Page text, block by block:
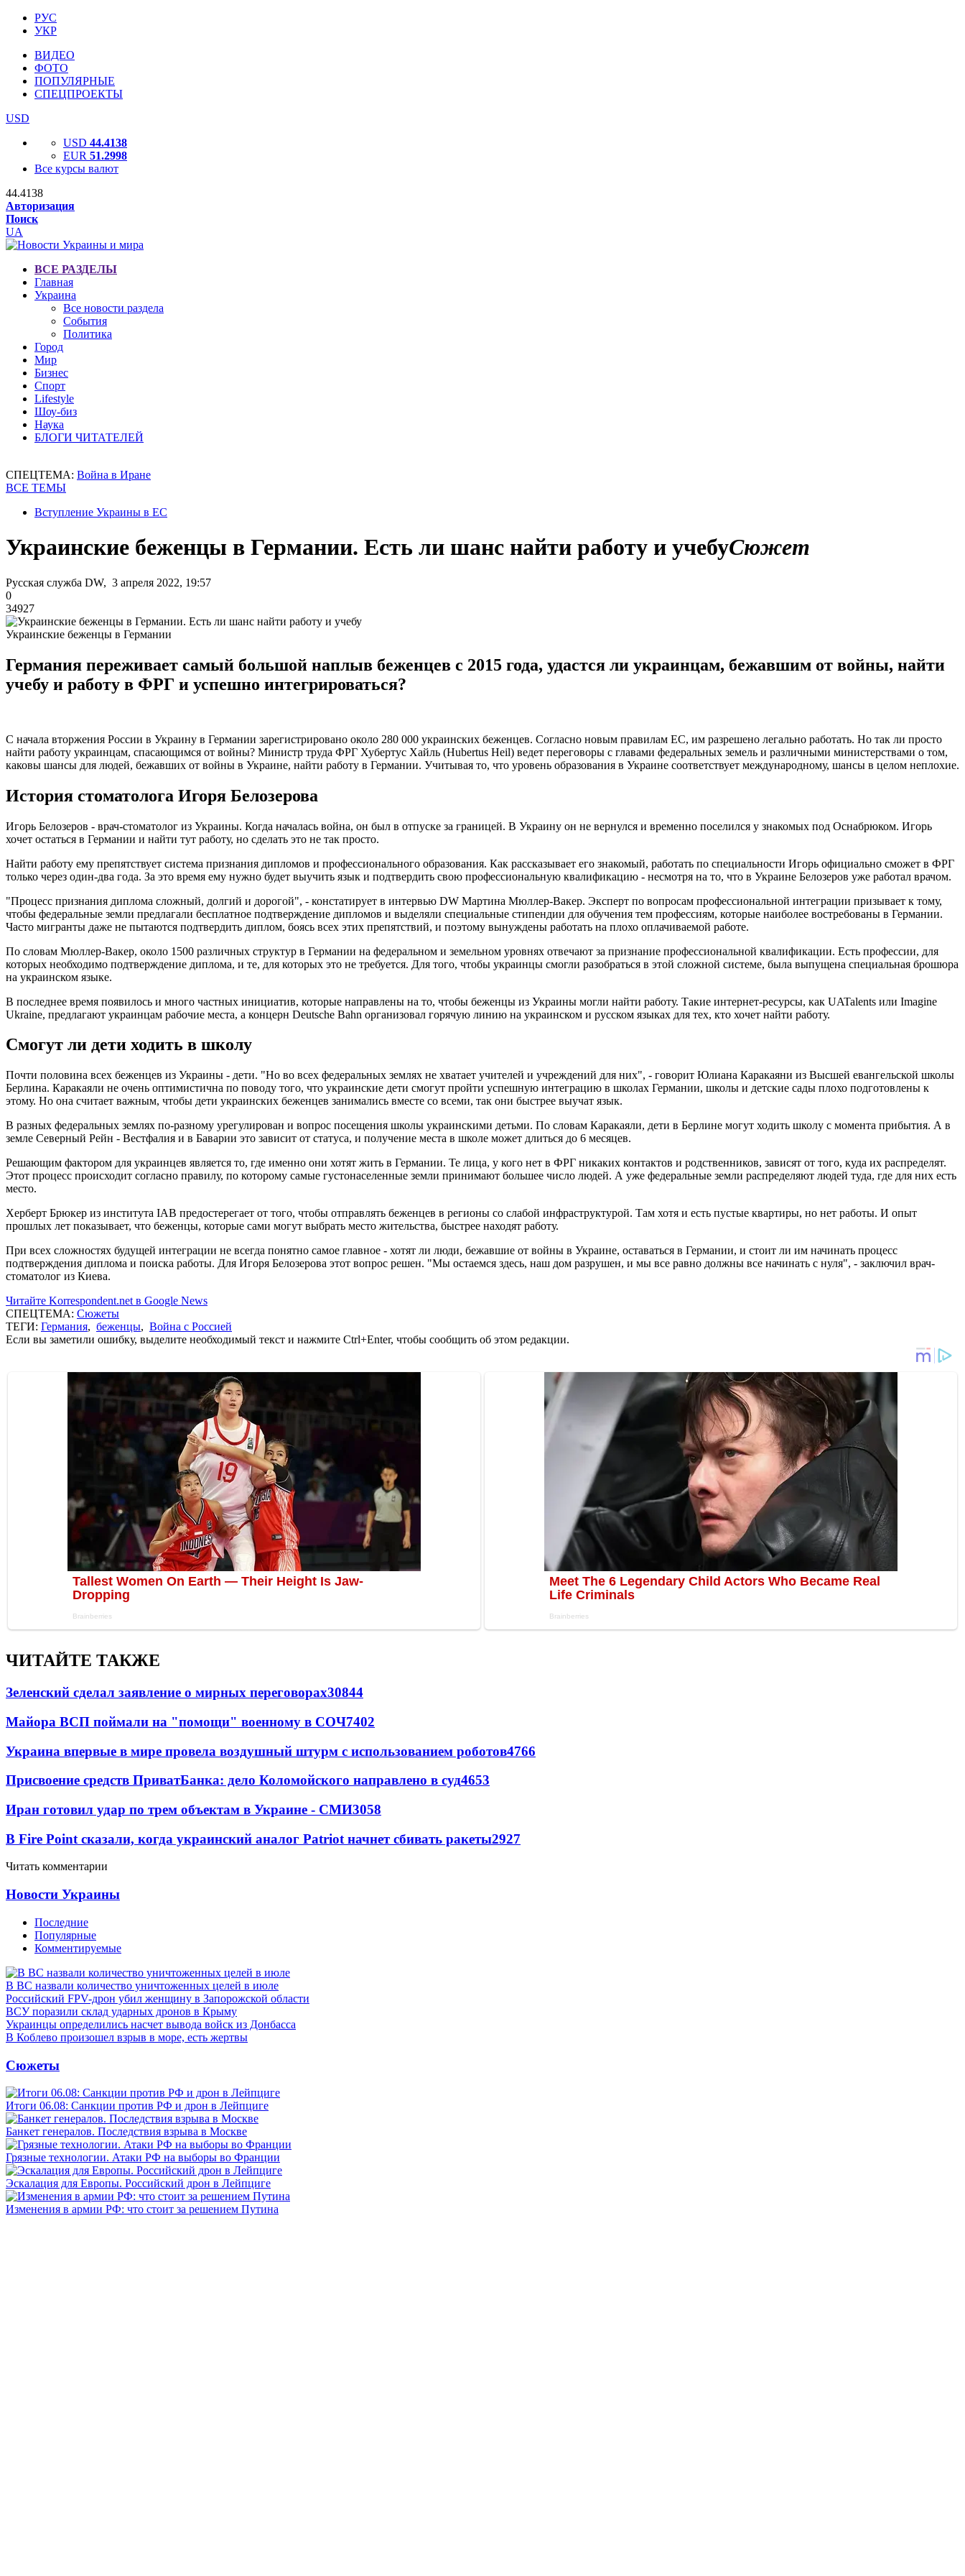
РУС
УКР
ВИДЕО
ФОТО
ПОПУЛЯРНЫЕ
СПЕЦПРОЕКТЫ
USD
USD 44.4138
EUR 51.2998
Все курсы валют
44.4138
Авторизация
Поиск
UA
ВСЕ РАЗДЕЛЫ
Главная
Украина
Все новости раздела
События
Политика
Город
Мир
Бизнес
Спорт
Lifestyle
Шоу-биз
Наука
БЛОГИ ЧИТАТЕЛЕЙ
СПЕЦТЕМА: Война в Иране
ВСЕ ТЕМЫ
Вступление Украины в ЕС
Украинские беженцы в Германии. Есть ли шанс найти работу и учебуСюжет
Русская служба DW, 3 апреля 2022, 19:57
0
34927
Украинские беженцы в Германии
Германия переживает самый большой наплыв беженцев с 2015 года, удастся ли украинцам, бежавшим от войны, найти
учебу и работу в ФРГ и успешно интегрироваться?
С начала вторжения России в Украину в Германии зарегистрировано около 280 000 украинских беженцев. Согласно новым правилам ЕС, им разрешено легально работать. Но так ли просто
найти работу украинцам, спасающимся от войны? Министр труда ФРГ Хубертус Хайль (Hubertus Heil) ведет переговоры с главами федеральных земель и различными министерствами о том,
каковы шансы для людей, бежавших от войны в Украине, найти работу в Германии. Учитывая то, что уровень образования в Украине соответствует международному, шансы в целом неплохие.
История стоматолога Игоря Белозерова
Игорь Белозеров - врач-стоматолог из Украины. Когда началась война, он был в отпуске за границей. В Украину он не вернулся и временно поселился у знакомых под Оснабрюком. Игорь
хочет остаться в Германии и найти тут работу, но сделать это не так просто.
Найти работу ему препятствует система признания дипломов и профессионального образования. Как рассказывает его знакомый, работать по специальности Игорь официально сможет в ФРГ
только через один-два года. За это время ему нужно будет выучить язык и подтвердить свою профессиональную квалификацию - несмотря на то, что в Украине Белозеров уже работал врачом.
"Процесс признания диплома сложный, долгий и дорогой", - констатирует в интервью DW Мартина Мюллер-Вакер. Эксперт по вопросам профессиональной интеграции призывает к тому,
чтобы федеральные земли предлагали бесплатное подтверждение дипломов и выделяли специальные стипендии для обучения тем профессиям, которые наиболее востребованы в Германии.
Часто мигранты даже не пытаются подтвердить диплом, боясь всех этих препятствий, и поэтому вынуждены работать на плохо оплачиваемой работе.
По словам Мюллер-Вакер, около 1500 различных структур в Германии на федеральном и земельном уровнях отвечают за признание профессиональной квалификации. Есть профессии, для
которых необходимо подтверждение диплома, и те, для которых это не требуется. Для того, чтобы украинцы смогли разобраться в этой сложной системе, была выпущена специальная брошюра
на украинском языке.
В последнее время появилось и много частных инициатив, которые направлены на то, чтобы беженцы из Украины могли найти работу. Такие интернет-ресурсы, как UATalents или Imagine
Ukraine, предлагают украинцам рабочие места, а концерн Deutsche Bahn организовал горячую линию на украинском и русском языках для тех, кто хочет найти работу.
Смогут ли дети ходить в школу
Почти половина всех беженцев из Украины - дети. "Но во всех федеральных землях не хватает учителей и учреждений для них", - говорит Юлиана Каракаяни из Высшей евангельской школы
Берлина. Каракаяли не очень оптимистична по поводу того, что украинские дети смогут пройти успешную интеграцию в школах Германии, школы и детские сады плохо подготовлены к
этому. Но она считает важным, чтобы дети украинских беженцев занимались вместе со всеми, так они быстрее выучат язык.
В разных федеральных землях по-разному урегулирован и вопрос посещения школы украинскими детьми. По словам Каракаяли, дети в Берлине могут ходить школу с момента прибытия. А в
земле Северный Рейн - Вестфалия и в Баварии это зависит от статуса, и получение места в школе может длиться до 6 месяцев.
Решающим фактором для украинцев является то, где именно они хотят жить в Германии. Те лица, у кого нет в ФРГ никаких контактов и родственников, зависят от того, куда их распределят.
Этот процесс происходит согласно правилу, по которому самые густонаселенные земли принимают большее число людей. А уже федеральные земли распределяют людей туда, где для них есть
место.
Херберт Брюкер из института IAB предостерегает от того, чтобы отправлять беженцев в регионы со слабой инфраструктурой. Там хотя и есть пустые квартиры, но нет работы. И опыт
прошлых лет показывает, что беженцы, которые сами могут выбрать место жительства, быстрее находят работу.
При всех сложностях будущей интеграции не всегда понятно самое главное - хотят ли люди, бежавшие от войны в Украине, оставаться в Германии, и стоит ли им начинать процесс
подтверждения диплома и поиска работы. Для Игоря Белозерова этот вопрос решен. "Мы остаемся здесь, наш дом разрушен, и мы все равно должны все начинать с нуля", - заключил врач-
стоматолог из Киева.
Читайте Korrespondent.net в Google News
СПЕЦТЕМА: Сюжеты
ТЕГИ: Германия, беженцы, Война с Россией
Если вы заметили ошибку, выделите необходимый текст и нажмите Ctrl+Enter, чтобы сообщить об этом редакции.
ЧИТАЙТЕ ТАКЖЕ
Зеленский сделал заявление о мирных переговорах30844
Майора ВСП поймали на "помощи" военному в СОЧ7402
Украина впервые в мире провела воздушный штурм с использованием роботов4766
Присвоение средств ПриватБанка: дело Коломойского направлено в суд4653
Иран готовил удар по трем объектам в Украине - СМИ3058
В Fire Point сказали, когда украинский аналог Patriot начнет сбивать ракеты2927
Читать комментарии
Новости Украины
Последние
Популярные
Комментируемые
В ВС назвали количество уничтоженных целей в июле
Российский FPV-дрон убил женщину в Запорожской области
ВСУ поразили склад ударных дронов в Крыму
Украинцы определились насчет вывода войск из Донбасса
В Коблево произошел взрыв в море, есть жертвы
Сюжеты
Итоги 06.08: Санкции против РФ и дрон в Лейпциге
Банкет генералов. Последствия взрыва в Москве
Грязные технологии. Атаки РФ на выборы во Франции
Эскалация для Европы. Российский дрон в Лейпциге
Изменения в армии РФ: что стоит за решением Путина